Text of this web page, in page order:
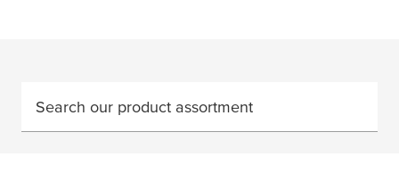
Search our product assortment